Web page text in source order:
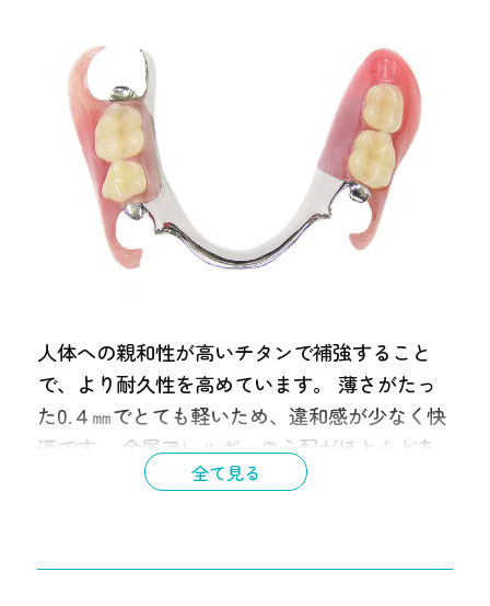
丈夫で割れにくい
注意点
完成まで時間がかかる
人体への親和性が高いチタンで補強すること
で、より耐久性を高めています。 薄さがたっ
た0.４㎜でとても軽いため、違和感が少なく快
適です。 金属アレルギーの心配がほとんどあ
全て見る